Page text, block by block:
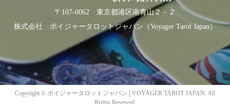
〒107-0062 東京都港区南青山２－２
株式会社 ボイジャータロットジャパン（Voyager Tarot Japan）
Copyright © ボイジャータロットジャパン│VOYAGER TAROT JAPAN. All
Rights Reserved.